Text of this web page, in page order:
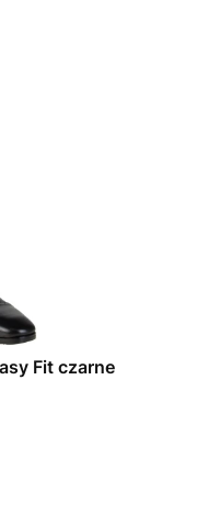
Fit czarne